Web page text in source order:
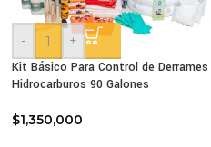
-
+
Kit Básico Para Control de Derrames
Hidrocarburos 90 Galones
$1,350,000